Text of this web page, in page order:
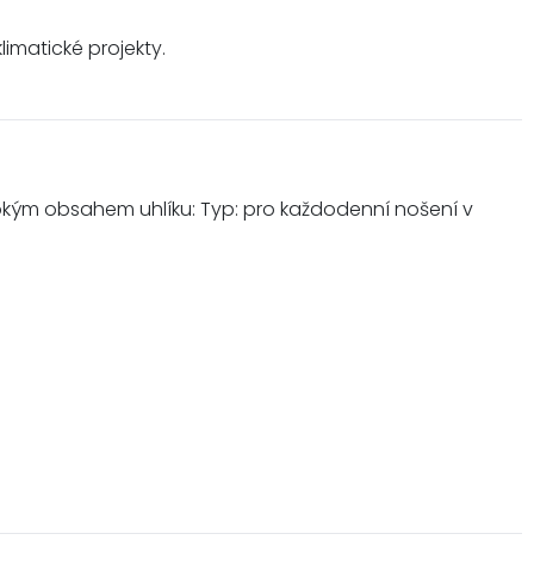
projekty.
obsahem uhlíku: Typ: pro každodenní nošení v